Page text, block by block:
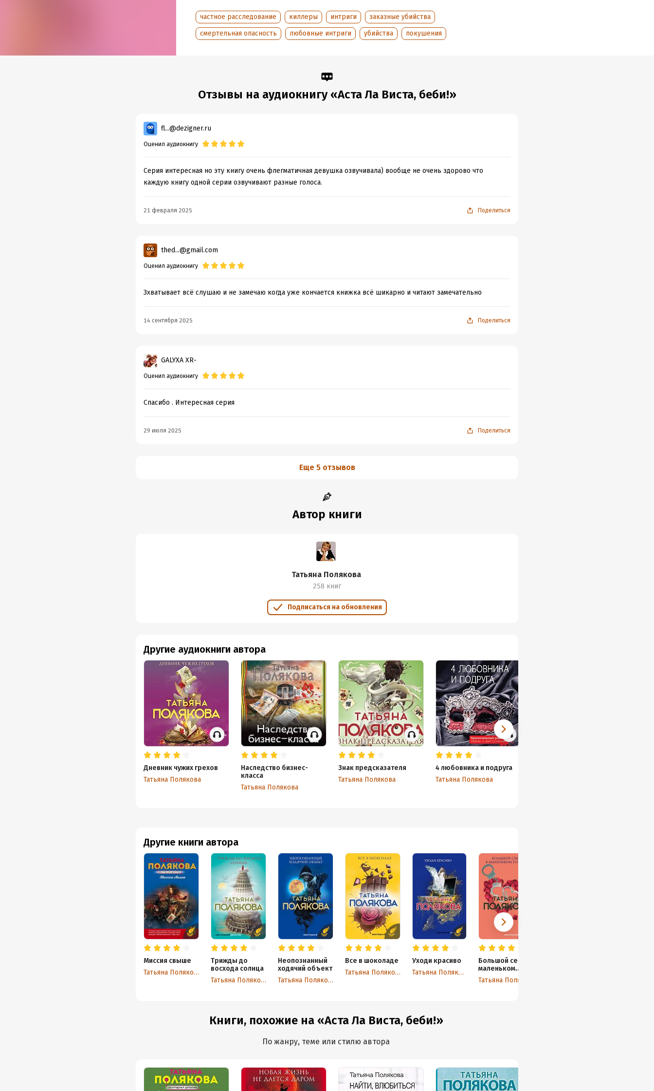
Год издания:2024
Дата поступления:5 июня 2024
частное расследование киллеры интриги
заказные убийства
смертельная опасность
любовные интриги убийства покушения
Отзывы на аудиокнигу «Аста Ла Виста, беби!»
fl...@dezigner.ru
Оценил аудиокнигу
Серия интересная но эту книгу очень флегматичная девушка озвучивала) вообще не очень здорово что
каждую книгу одной серии озвучивают разные голоса.
21 февраля 2025 Поделиться
thed...@gmail.com
Оценил аудиокнигу
Зхватывает всё слушаю и не замечаю когда уже кончается книжка всё шикарно и читают замечательно
14 сентября 2025 Поделиться
GALYXA XR-
Оценил аудиокнигу
Спасибо . Интересная серия
29 июля 2025 Поделиться
Еще 5 отзывов
Автор книги
Татьяна Полякова
258 книг
Подписаться на обновления
Другие книги автора
Миссия свыше
Татьяна Полякова
Трижды до
восхода солнца
Татьяна Полякова
Неопознанный
ходячий объект
Татьяна Полякова
Все в шоколаде
Татьяна Полякова
Уходи красиво
Татьяна Полякова
Большой секс в
маленьком
городе
Другие аудиокниги автора
Дневник чужих грехов
Татьяна Полякова
Наследство бизнес-
класса
Татьяна Полякова
Знак предсказателя
Татьяна Полякова
4 любовника и подруга
Татьяна Полякова
Книги, похожие на «Аста Ла Виста, беби!»
По жанру, теме или стилю автора